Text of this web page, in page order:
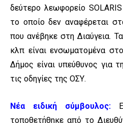
δεύτερο λεωφορείο
το οποίο δεν αναφέρεται
που ανέβηκε στη Διαύγεια.
κλπ είναι ενσωματομένα
Δήμος είναι υπεύθυνος για
τις οδηγίες της ΟΣΥ.
Νέα ειδική σύμβουλος:
τοποθετήθηκε από το